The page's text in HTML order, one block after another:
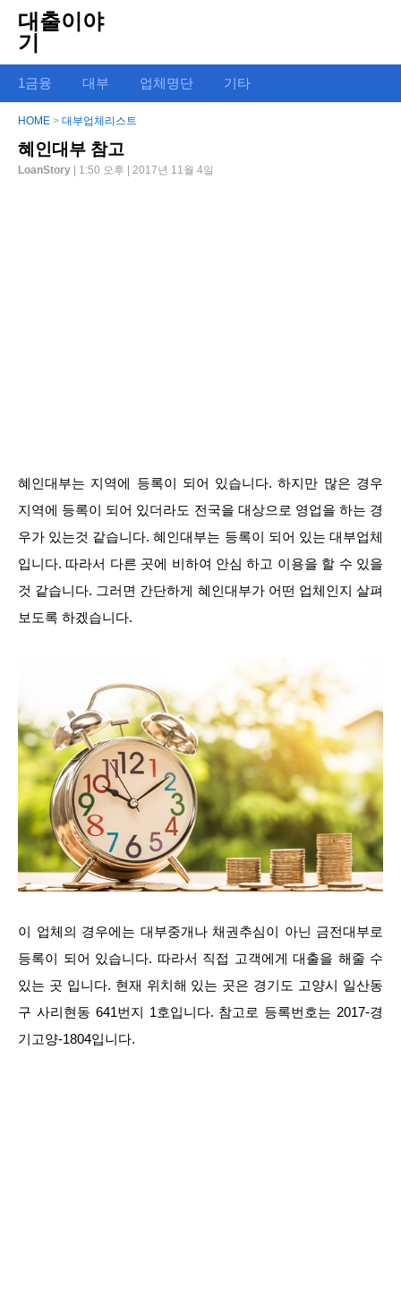
대출이야
기
1금융 대부 업체명단 기타
HOME > 대부업체리스트
혜인대부 참고
LoanStory | 1:50 오후 | 2017년 11월 4일
혜인대부는 지역에 등록이 되어 있습니다. 하지만 많은 경우
지역에 등록이 되어 있더라도 전국을 대상으로 영업을 하는 경
우가 있는것 같습니다. 혜인대부는 등록이 되어 있는 대부업체
입니다. 따라서 다른 곳에 비하여 안심 하고 이용을 할 수 있을
것 같습니다. 그러면 간단하게 혜인대부가 어떤 업체인지 살펴
보도록 하겠습니다.
이 업체의 경우에는 대부중개나 채권추심이 아닌 금전대부로
등록이 되어 있습니다. 따라서 직접 고객에게 대출을 해줄 수
있는 곳 입니다. 현재 위치해 있는 곳은 경기도 고양시 일산동
구 사리현동 641번지 1호입니다. 참고로 등록번호는 2017-경
기고양-1804입니다.